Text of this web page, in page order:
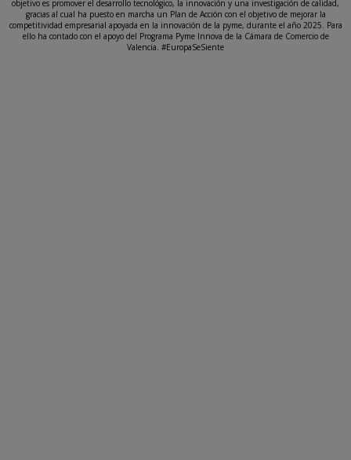
objetivo es promover el desarrollo tecnológico, la innovación y una investigación de calidad,
gracias al cual ha puesto en marcha un Plan de Acción con el objetivo de mejorar la
competitividad empresarial apoyada en la innovación de la pyme, durante el año 2025. Para
ello ha contado con el apoyo del Programa Pyme Innova de la Cámara de Comercio de
Valencia. #EuropaSeSiente